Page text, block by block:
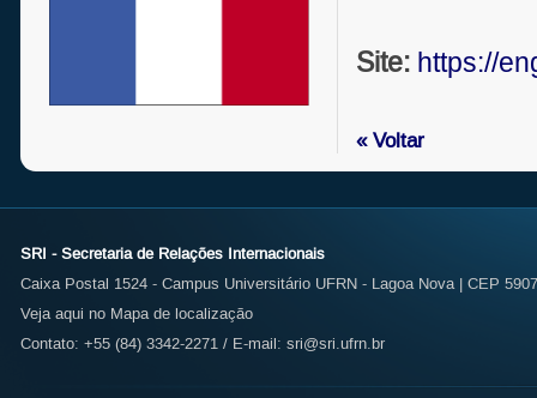
Site: https://
« Voltar
SRI - Secretaria de Relações Internacionais
Caixa Postal 1524 - Campus Universitário UFRN - Lagoa Nova | CEP
Veja aqui no Mapa de localização
Contato: +55 (84) 3342-2271 / E-mail: sri@sri.ufrn.br